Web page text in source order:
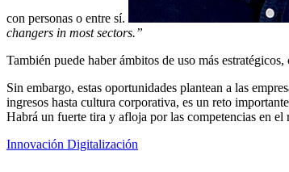
con personas o entre sí.
changers in most sectors.”
También puede haber ámbitos de uso más
Sin embargo, estas oportunidades plantean a las
ingresos hasta cultura corporativa, es un reto
Habrá un fuerte tira y afloja por las competencias en
Innovación Digitalización